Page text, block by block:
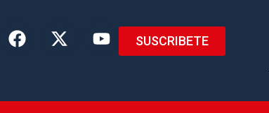
SUSCRIBETE
DIRECTORIO ARCHIVO MINISITIOS